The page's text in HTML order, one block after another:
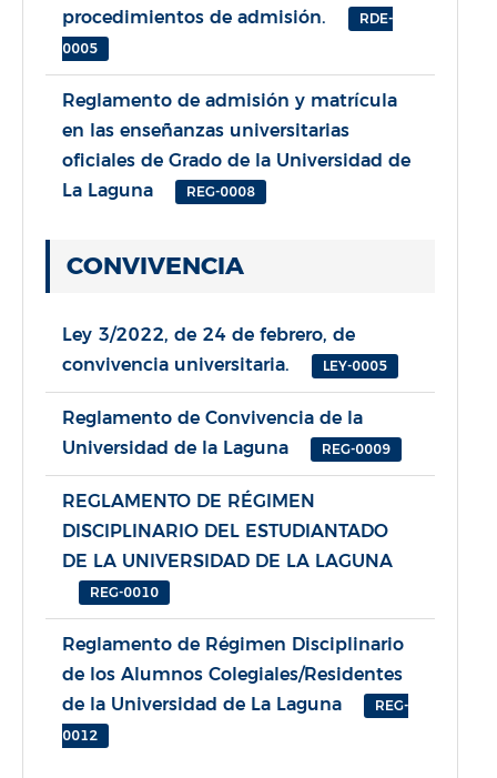
procedimientos de admisión.
RDE-
0005
Reglamento de admisión y matrícula
en las enseñanzas universitarias
oficiales de Grado de la Universidad de
La Laguna
REG-0008
CONVIVENCIA
Ley 3/2022, de 24 de febrero, de
convivencia universitaria.
LEY-0005
Reglamento de Convivencia de la
Universidad de la Laguna
REG-0009
REGLAMENTO DE RÉGIMEN
DISCIPLINARIO DEL ESTUDIANTADO
DE LA UNIVERSIDAD DE LA LAGUNA
REG-0010
Reglamento de Régimen Disciplinario
de los Alumnos Colegiales/Residentes
de la Universidad de La Laguna
REG-
0012